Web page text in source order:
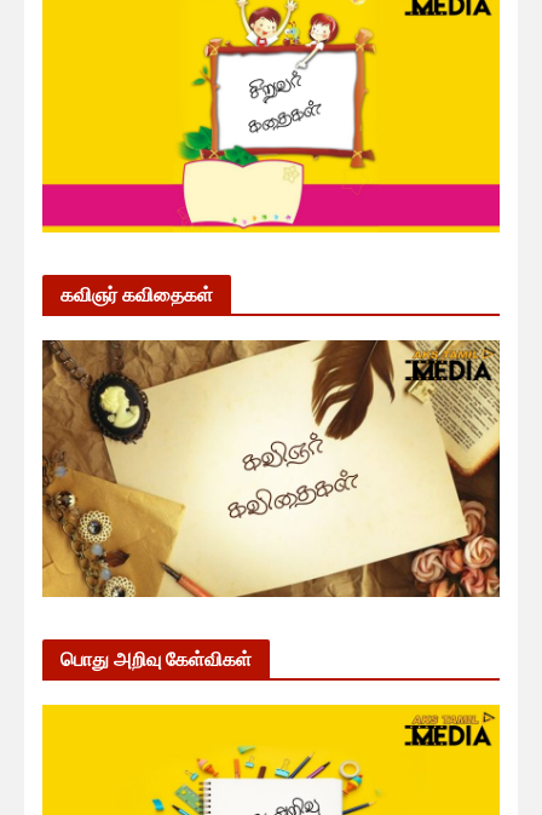
கவிஞர் கவிதைகள்
பொது அறிவு கேள்விகள்